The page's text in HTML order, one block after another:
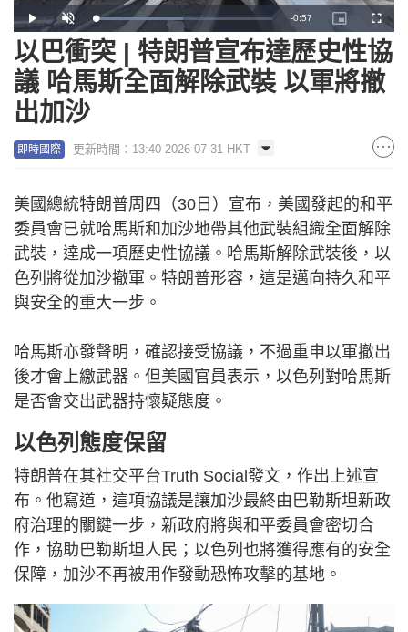
Play Unmute Loaded:
49.23%
Remaining
Time
-0:57
Picture-
in-
Picture
以巴衝突 | 特朗普宣布達歷史性協
議 哈馬斯全面解除武裝 以軍將撤
出加沙
即時國際 更新時間：13:40 2026-07-31 HKT
美國總統特朗普周四（30日）宣布，美國發起的和平
委員會已就哈馬斯和加沙地帶其他武裝組織全面解除
武裝，達成一項歷史性協議。哈馬斯解除武裝後，以
色列將從加沙撤軍。特朗普形容，這是邁向持久和平
與安全的重大一步。
哈馬斯亦發聲明，確認接受協議，不過重申以軍撤出
後才會上繳武器。但美國官員表示，以色列對哈馬斯
是否會交出武器持懷疑態度。
以色列態度保留
特朗普在其社交平台Truth Social發文，作出上述宣
布。他寫道，這項協議是讓加沙最終由巴勒斯坦新政
府治理的關鍵一步，新政府將與和平委員會密切合
作，協助巴勒斯坦人民；以色列也將獲得應有的安全
保障，加沙不再被用作發動恐怖攻擊的基地。